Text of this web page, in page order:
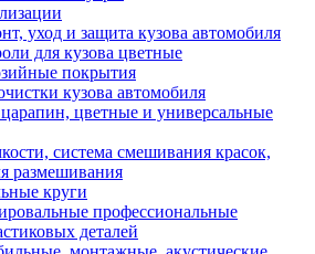
уход и защита кузова автомобиля
для кузова цветные
покрытия
кузова автомобиля
цветные и универсальные
система смешивания красок,
размешивания
круги
профессиональные
деталей